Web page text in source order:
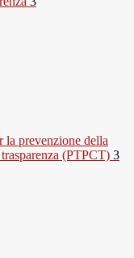
la prevenzione della
(PTPCT) 3